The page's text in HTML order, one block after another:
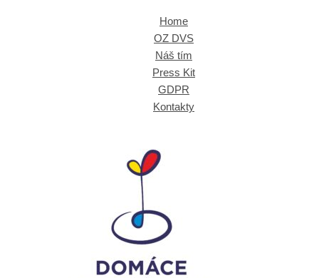
Home
OZ DVS
Náš tím
Press Kit
GDPR
Kontakty